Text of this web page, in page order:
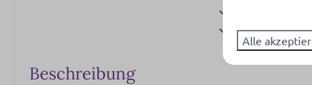
Schilder
Geschirrspüler
Gläser zum
Beschreibung
Alle